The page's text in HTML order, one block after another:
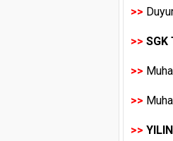
>>
>>
>>
>>
>>